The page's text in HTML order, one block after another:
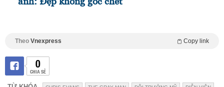
Theo Vnexpress Copy link
0
CHIA SẺ